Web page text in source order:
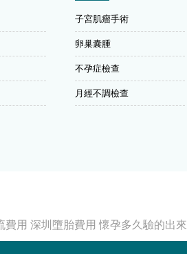
子宮肌瘤手術
卵巢囊腫
不孕症檢查
月經不調檢查
費用 深圳墮胎費用 懷孕多久驗的出來